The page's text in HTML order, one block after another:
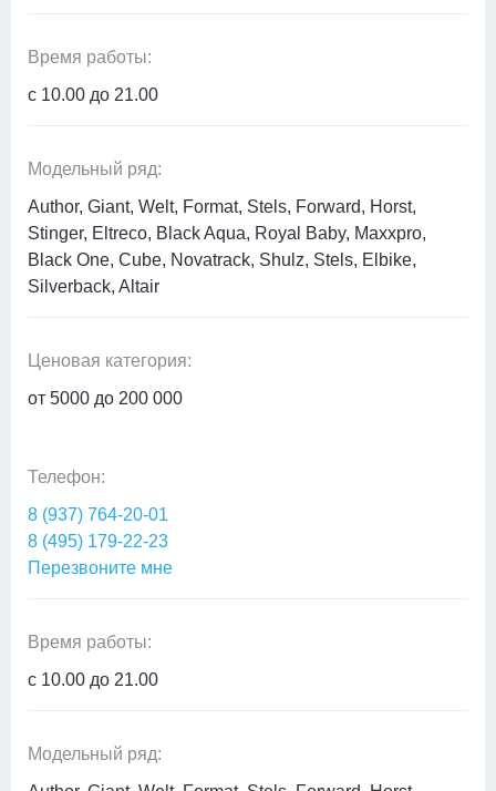
Время работы:
c 10.00 до 21.00
Модельный ряд:
Author, Giant, Welt, Format, Stels, Forward, Horst,
Stinger, Eltreco, Black Aqua, Royal Baby, Maxxpro,
Black One, Cube, Novatrack, Shulz, Stels, Elbike,
Silverback, Altair
Ценовая категория:
от 5000 до 200 000
Телефон:
8 (937) 764-20-01
8 (495) 179-22-23
Перезвоните мне
Время работы:
c 10.00 до 21.00
Модельный ряд: